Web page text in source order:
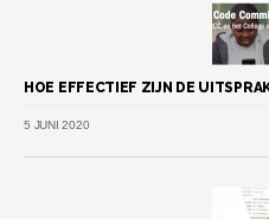
HOE EFFECTIEF ZIJN DE
5 JUNI 2020